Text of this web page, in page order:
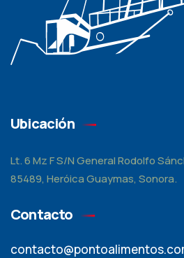
Ubicación
Lt. 6 Mz F S/N General Rodolfo
85489, Heróica Guaymas, Sonora.
Contacto